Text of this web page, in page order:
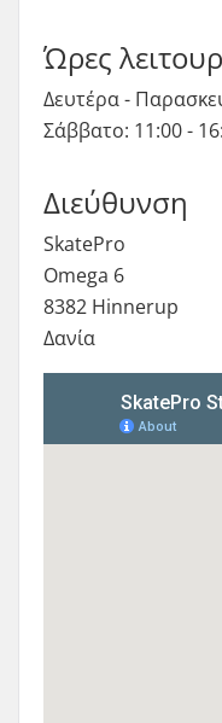
Ώρες
Δευτέρα -
Σάββατο: 11:00 -
Διεύθυνση
SkatePro
Omega 6
8382 Hinnerup
Δανία